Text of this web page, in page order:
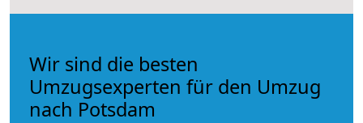
Wir sind die besten
Umzugsexperten für den Umzug
nach Potsdam